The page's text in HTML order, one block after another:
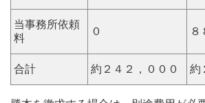
当事務所依頼
料
０ ８
合計 約２４２，０００ 約